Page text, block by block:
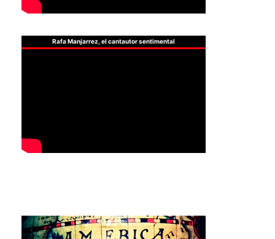
Rafa Manjarrez, el cantautor sentimental